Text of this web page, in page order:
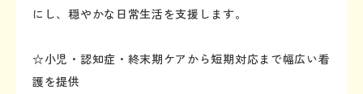
にし、穏やかな日常生活を支援します。
☆小児・認知症・終末期ケアから短期対応まで幅広い看
護を提供